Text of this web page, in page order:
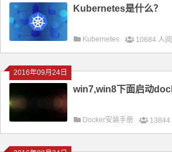
Kubernetes是什么？
Kubernetes 10684 人
2016年09月24日
win7,win8下面启动
Docker安装手册 13844